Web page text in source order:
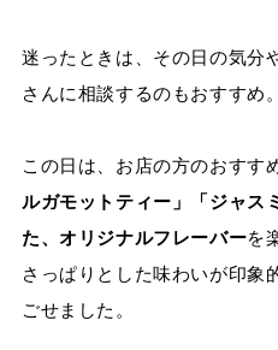
迷ったときは、その日の気分
さんに相談するのもおすすめ。
この日は、お店の方のおすす
ルガモットティー」「ジャス
た、オリジナルフレーバーを
さっぱりとした味わいが印象
ごせました。